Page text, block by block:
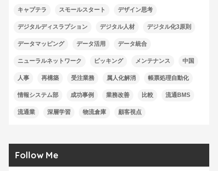
キャプテラ スモールスタート デザイン思考
デジタルディスラプション デジタル人材 デジタル化3原則
データマッピング データ活用 データ統合
ニューラルネットワーク ピッキング メンテナンス 中国
人事 再構築 受注業務 属人化解消 帳票処理自動化
情報システム部 成功事例 業務改善 比較 流通BMS
流通業 深層学習 物流倉庫 顧客視点
Follow Me